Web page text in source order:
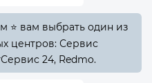
⭐ вам выбрать один из
центров: Сервис
24, Redmo.